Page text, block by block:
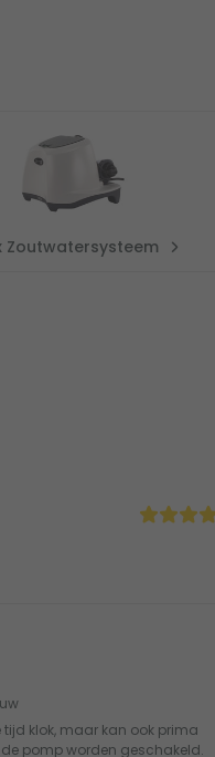
Zoutwatersysteem
tijd klok, maar kan ook prima
pomp worden geschakeld.